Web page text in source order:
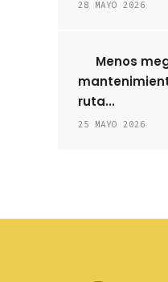
28 MAYO 2026
Menos
ruta...
25 MAYO 2026